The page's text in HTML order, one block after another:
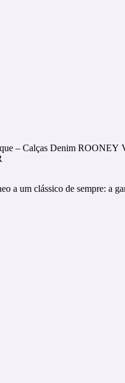
– Calças Denim ROONEY
um clássico de sempre: a